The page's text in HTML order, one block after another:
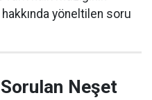
yöneltilen soru
Sorulan Neşet